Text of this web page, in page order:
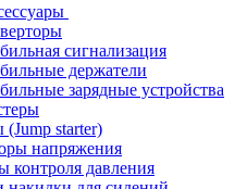
сигнализация
держатели
зарядные устройства
(Jump starter)
напряжения
контроля давления